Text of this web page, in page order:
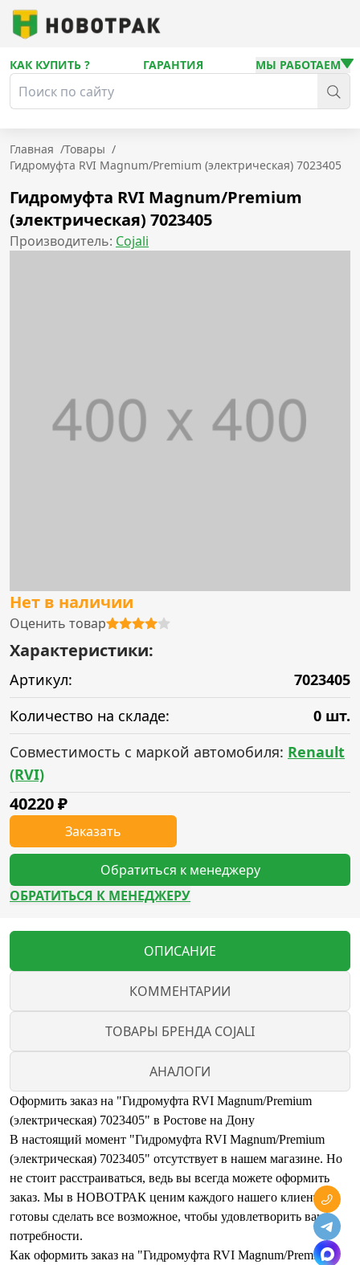
КАК КУПИТЬ ? ГАРАНТИЯ МЫ РАБОТАЕМ
Главная /Товары /
Гидромуфта RVI Magnum/Premium (электрическая) 7023405
Гидромуфта RVI Magnum/Premium
(электрическая) 7023405
Производитель: Cojali
Нет в наличии
Оценить товар
Характеристики:
Артикул:
7023405
Количество на складе:
0 шт.
Совместимость с маркой автомобиля: Renault
(RVI)
40220₽
Заказать
Обратиться к менеджеру
ОБРАТИТЬСЯ К МЕНЕДЖЕРУ
ОПИСАНИЕ
КОММЕНТАРИИ
ТОВАРЫ БРЕНДА COJALI
АНАЛОГИ
Оформить заказ на "Гидромуфта RVI Magnum/Premium
(электрическая) 7023405" в Ростове на Дону
В настоящий момент "Гидромуфта RVI Magnum/Premium
(электрическая) 7023405" отсутствует в нашем магазине. Но
не стоит расстраиваться, ведь вы всегда можете оформить
заказ. Мы в НОВОТРАК ценим каждого нашего клиента и
готовы сделать все возможное, чтобы удовлетворить ваши
потребности.
Как оформить заказ на "Гидромуфта RVI Magnum/Premium